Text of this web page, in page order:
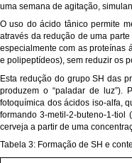
uma semana de agitação,
O uso do ácido tânico permite
através da redução de uma
especialmente com as proteínas
e polipeptídeos), sem reduzir os
Esta redução do grupo SH das
produzem o “paladar de luz”).
fotoquímica dos ácidos iso-alfa,
formando 3-metil-2-buteno-1-tiol
cerveja a partir de uma
Tabela 3: Formação de SH e